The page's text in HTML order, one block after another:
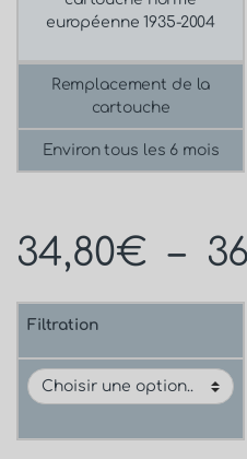
européenne 1935-2004
Remplacement de la
cartouche
Environ tous les 6 mois
34,80€ –
Filtration